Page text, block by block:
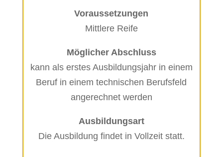
Voraussetzungen
Mittlere Reife
Möglicher Abschluss
kann als erstes Ausbildungsjahr in einem
Beruf in einem technischen Berufsfeld
angerechnet werden
Ausbildungsart
Die Ausbildung findet in Vollzeit statt.